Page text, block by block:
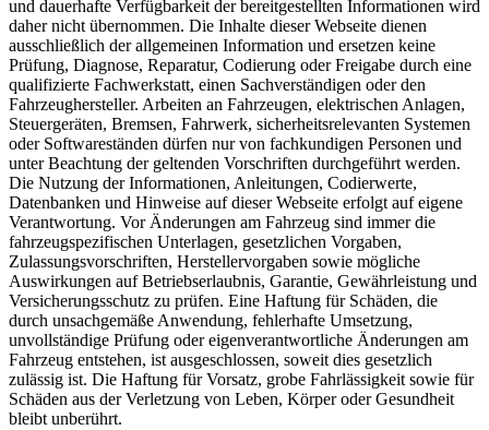
und dauerhafte Verfügbarkeit der bereitgestellten Informationen wird
daher nicht übernommen. Die Inhalte dieser Webseite dienen
ausschließlich der allgemeinen Information und ersetzen keine
Prüfung, Diagnose, Reparatur, Codierung oder Freigabe durch eine
qualifizierte Fachwerkstatt, einen Sachverständigen oder den
Fahrzeughersteller. Arbeiten an Fahrzeugen, elektrischen Anlagen,
Steuergeräten, Bremsen, Fahrwerk, sicherheitsrelevanten Systemen
oder Softwareständen dürfen nur von fachkundigen Personen und
unter Beachtung der geltenden Vorschriften durchgeführt werden.
Die Nutzung der Informationen, Anleitungen, Codierwerte,
Datenbanken und Hinweise auf dieser Webseite erfolgt auf eigene
Verantwortung. Vor Änderungen am Fahrzeug sind immer die
fahrzeugspezifischen Unterlagen, gesetzlichen Vorgaben,
Zulassungsvorschriften, Herstellervorgaben sowie mögliche
Auswirkungen auf Betriebserlaubnis, Garantie, Gewährleistung und
Versicherungsschutz zu prüfen. Eine Haftung für Schäden, die
durch unsachgemäße Anwendung, fehlerhafte Umsetzung,
unvollständige Prüfung oder eigenverantwortliche Änderungen am
Fahrzeug entstehen, ist ausgeschlossen, soweit dies gesetzlich
zulässig ist. Die Haftung für Vorsatz, grobe Fahrlässigkeit sowie für
Schäden aus der Verletzung von Leben, Körper oder Gesundheit
bleibt unberührt.